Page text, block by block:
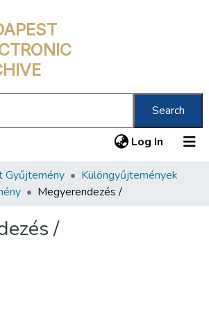
Search
Log In (current)
Gyűjtemény
Különgyűjtemények
Megyerendezés /
/